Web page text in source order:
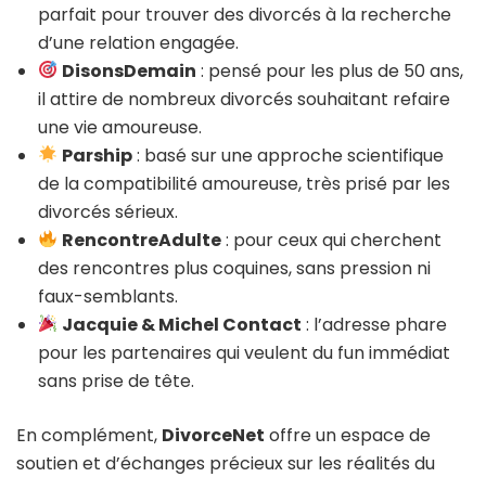
parfait pour trouver des divorcés à la recherche
d’une relation engagée.
DisonsDemain : pensé pour les plus de 50 ans,
il attire de nombreux divorcés souhaitant refaire
une vie amoureuse.
Parship: basé sur une approche scientifique
de la compatibilité amoureuse, très prisé par les
divorcés sérieux.
RencontreAdulte: pour ceux qui cherchent
des rencontres plus coquines, sans pression ni
faux-semblants.
Jacquie & Michel Contact : l’adresse phare
pour les partenaires qui veulent du fun immédiat
sans prise de tête.
En complément, DivorceNet offre un espace de
soutien et d’échanges précieux sur les réalités du